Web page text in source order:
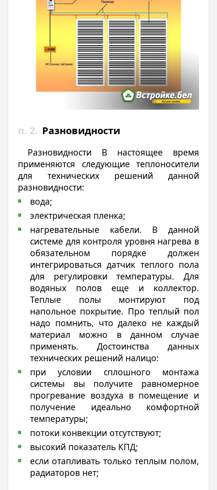
п. 2. Разновидности
Разновидности В настоящее время
применяются следующие теплоносители
для технических решений данной
разновидности:
вода;
электрическая пленка;
нагревательные кабели. В данной
системе для контроля уровня нагрева в
обязательном порядке должен
интегрироваться датчик теплого пола
для регулировки температуры. Для
водяных полов еще и коллектор.
Теплые полы монтируют под
напольное покрытие. Про теплый пол
надо помнить, что далеко не каждый
материал можно в данном случае
применять. Достоинства данных
технических решений налицо:
при условии сплошного монтажа
системы вы получите равномерное
прогревание воздуха в помещение и
получение идеально комфортной
температуры;
потоки конвекции отсутствуют;
высокий показатель КПД;
если отапливать только теплым полом,
радиаторов нет;